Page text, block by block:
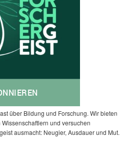
über Bildung und Forschung. Wir bieten
und versuchen
ausmacht: Neugier, Ausdauer und Mut.